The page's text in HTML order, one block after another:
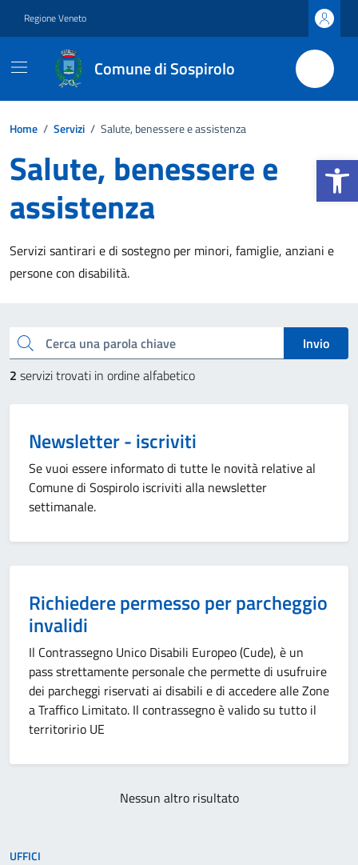
Apri la
Regione Veneto
Comune di Sospirolo
Home / Servizi / Salute, benessere e assistenza
Salute, benessere e
assistenza
Servizi santirari e di sostegno per minori, famiglie, anziani e
persone con disabilità.
Cerca una parola chiave
Invio
2 servizi trovati in ordine alfabetico
Newsletter - iscriviti
Se vuoi essere informato di tutte le novità relative al
Comune di Sospirolo iscriviti alla newsletter
settimanale.
Richiedere permesso per parcheggio
invalidi
Il Contrassegno Unico Disabili Europeo (Cude), è un
pass strettamente personale che permette di usufruire
dei parcheggi riservati ai disabili e di accedere alle Zone
a Traffico Limitato. Il contrassegno è valido su tutto il
territoririo UE
Nessun altro risultato
UFFICI